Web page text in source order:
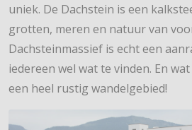
uniek. De Dachstein is een
grotten, meren en natuur van
Dachsteinmassief is echt een
iedereen wel wat te vinden. En
een heel rustig wandelgebied!